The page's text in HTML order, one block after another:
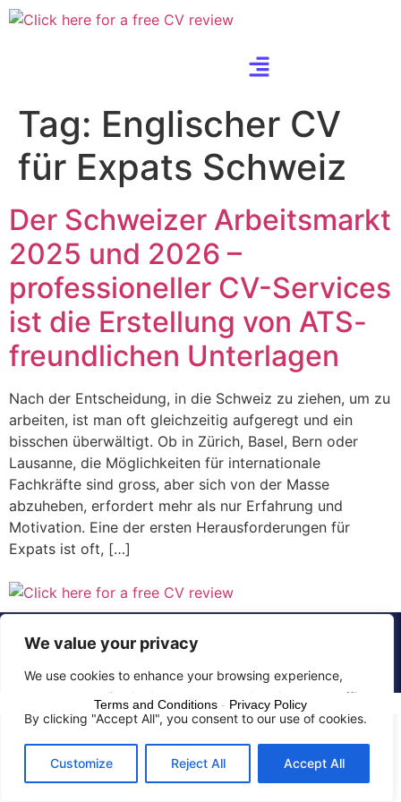
We value your privacy
We use cookies to enhance your browsing experience,
serve personalized ads or content, and analyze our traffic.
By clicking "Accept All", you consent to our use of cookies.
Customize Reject All Accept All
Tag: Englischer CV
für Expats Schweiz
Der Schweizer Arbeitsmarkt
2025 und 2026 –
professioneller CV-Services
ist die Erstellung von ATS-
freundlichen Unterlagen
Nach der Entscheidung, in die Schweiz zu ziehen, um zu
arbeiten, ist man oft gleichzeitig aufgeregt und ein
bisschen überwältigt. Ob in Zürich, Basel, Bern oder
Lausanne, die Möglichkeiten für internationale
Fachkräfte sind gross, aber sich von der Masse
abzuheben, erfordert mehr als nur Erfahrung und
Motivation. Eine der ersten Herausforderungen für
Expats ist oft, […]
© 2015 - 2025 The CV Doctor | All rights
Terms and Conditions - Privacy Policy